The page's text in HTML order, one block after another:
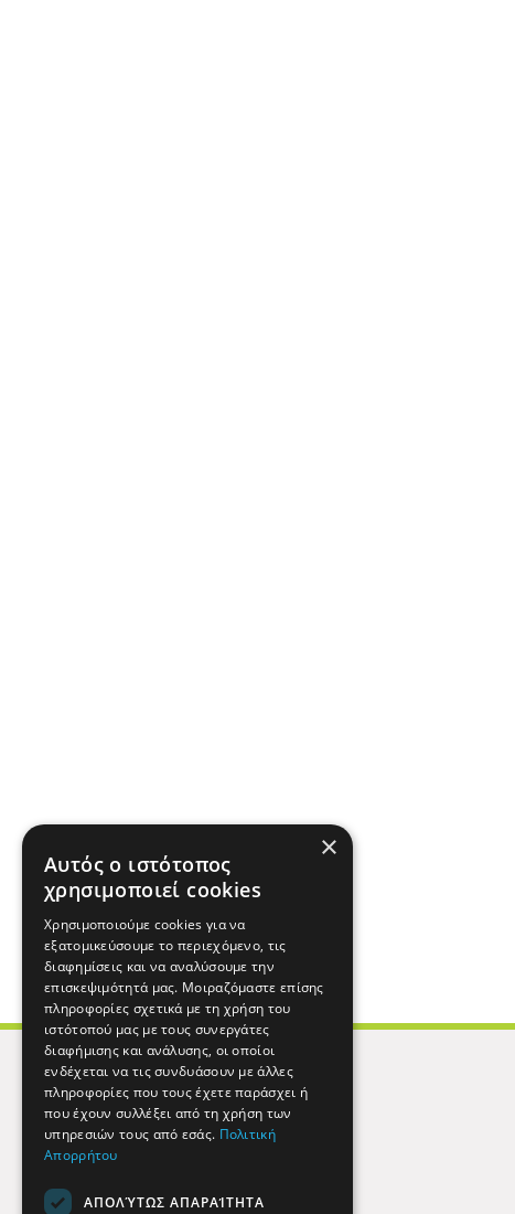
×
Αυτός ο ιστότοπος
χρησιμοποιεί cookies
Χρησιμοποιούμε cookies για να
εξατομικεύσουμε το περιεχόμενο, τις
διαφημίσεις και να αναλύσουμε την
επισκεψιμότητά μας. Μοιραζόμαστε επίσης
πληροφορίες σχετικά με τη χρήση του
ιστότοπού μας με τους συνεργάτες
διαφήμισης και ανάλυσης, οι οποίοι
ενδέχεται να τις συνδυάσουν με άλλες
πληροφορίες που τους έχετε παράσχει ή
που έχουν συλλέξει από τη χρήση των
υπηρεσιών τους από εσάς. Πολιτική
Απορρήτου
ΑΠΟΛΎΤΩΣ ΑΠΑΡΑΊΤΗΤΑ